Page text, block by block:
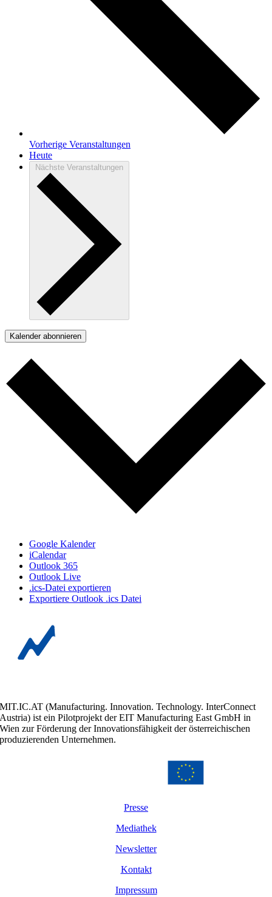
Vorherige Veranstaltungen
Heute
Nächste Veranstaltungen
Kalender abonnieren
Google Kalender
iCalendar
Outlook 365
Outlook Live
.ics-Datei exportieren
Exportiere Outlook .ics Datei
MIT.IC.AT (Manufacturing. Innovation. Technology. InterConnect
Austria) ist ein Pilotprojekt der EIT Manufacturing East GmbH in
Wien zur Förderung der Innovationsfähigkeit der österreichischen
produzierenden Unternehmen.
Presse
Mediathek
Newsletter
Kontakt
Impressum